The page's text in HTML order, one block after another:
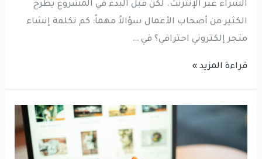
الشراء عبر الإنترنت. لكن قبل البدء في المشروع يطرح
الكثير من أصحاب الأعمال سؤالاً مهماً: كم تكلفة إنشاء
متجر إلكتروني احترافي؟ في …
كم
متجر
احترافي؟
قراءة المزيد »